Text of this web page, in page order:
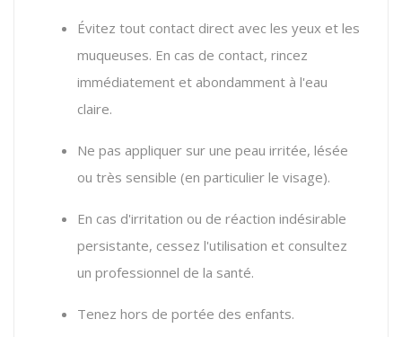
Évitez tout contact direct avec les yeux et les
muqueuses. En cas de contact, rincez
immédiatement et abondamment à l'eau
claire.
Ne pas appliquer sur une peau irritée, lésée
ou très sensible (en particulier le visage).
En cas d'irritation ou de réaction indésirable
persistante, cessez l'utilisation et consultez
un professionnel de la santé.
Tenez hors de portée des enfants.